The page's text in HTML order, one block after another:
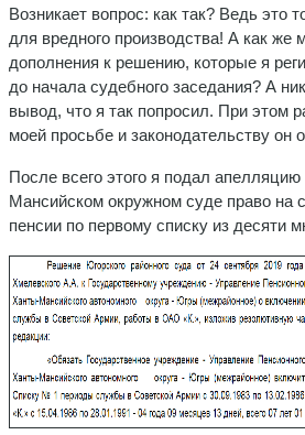
Возникает вопрос: как так? Ведь это
для вредного производства! А как же
дополнения к решению, которые я
до начала судебного заседания? А
вывод, что я так попросил. При этом
моей просьбе и законодательству он
После всего этого я подал
Мансийском окружном суде право на
пенсии по первому списку из десяти